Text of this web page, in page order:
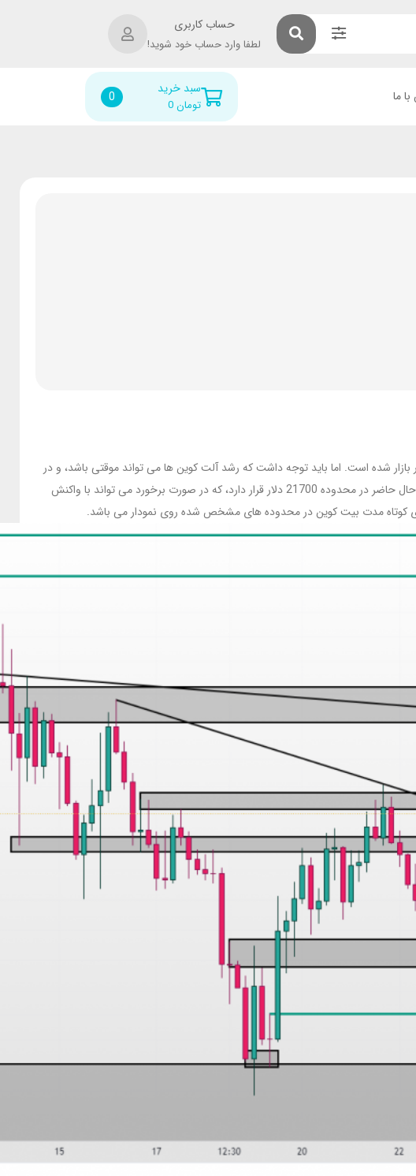
حساب کاربری
لطفا وارد حساب خود شوید!
ما سبد خرید
0تومان 0
شده است. اما باید توجه داشت که رشد آلت کوین ها می تواند موقتی باشد، و در
مواقعی که به مقاومت های ماژور نمودار برخورد داشته باشند، می توانند با واکنش های منفی همراه باشند. سطح مقاومتی مهم بیت کوین در حال حاضر در محدوده 21700 دلار قرار دارد، که در صورت برخورد می تواند با واکنش